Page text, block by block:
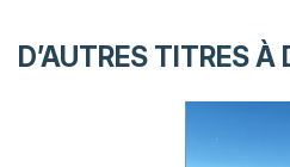
D’AUTRES TITRES À